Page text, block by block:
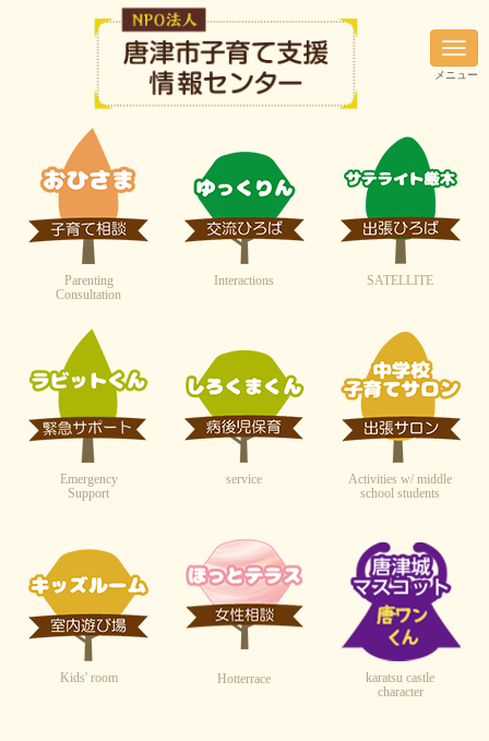
N
a
v
i
o
メニュー
Parenting
Consultation
Interactions SATELLITE
Emergency
Support
service
Activities w/ middle
school students
Kids' room Hotterrace
karatsu castle
character